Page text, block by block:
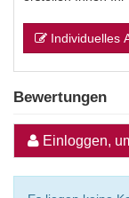
Individuelles
Bewertungen
Einloggen,